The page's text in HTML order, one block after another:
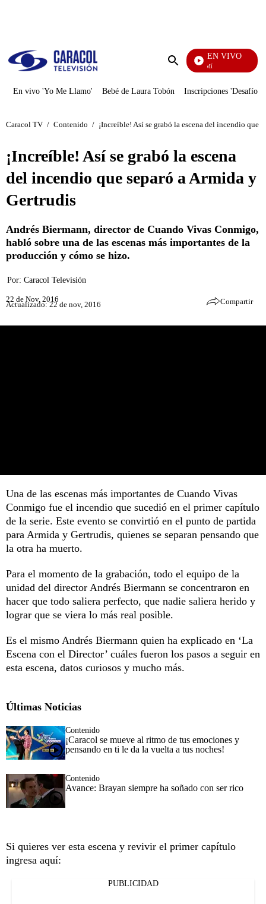
Enviar
EN VIVO
Se Dice De Mí
En vivo 'Yo Me Llamo' Bebé de Laura Tobón Inscripciones 'Desafío'
Caracol TV / Contenido / ¡Increíble! Así se grabó la escena del incendio que
¡Increíble! Así se grabó la escena
del incendio que separó a Armida y
Gertrudis
Andrés Biermann, director de Cuando Vivas Conmigo,
habló sobre una de las escenas más importantes de la
producción y cómo se hizo.
Por: Caracol Televisión
22 de Nov, 2016
Actualizado: 22 de nov, 2016 Compartir
Una de las escenas más importantes de Cuando Vivas
Conmigo fue el incendio que sucedió en el primer capítulo
de la serie. Este evento se convirtió en el punto de partida
para Armida y Gertrudis, quienes se separan pensando que
la otra ha muerto.
Para el momento de la grabación, todo el equipo de la
unidad del director Andrés Biermann se concentraron en
hacer que todo saliera perfecto, que nadie saliera herido y
lograr que se viera lo más real posible.
Es el mismo Andrés Biermann quien ha explicado en ‘La
Escena con el Director’ cuáles fueron los pasos a seguir en
esta escena, datos curiosos y mucho más.
Últimas Noticias
Contenido
¡Caracol se mueve al ritmo de tus emociones y
pensando en ti le da la vuelta a tus noches!
Contenido
Avance: Brayan siempre ha soñado con ser rico
Si quieres ver esta escena y revivir el primer capítulo
ingresa aquí:
PUBLICIDAD